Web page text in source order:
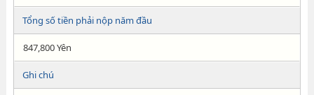
Tổng số tiền phải nộp năm đầu
847,800 Yên
Ghi chú